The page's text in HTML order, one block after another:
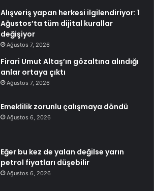
Alışveriş yapan herkesi ilgilendiriyor: 1
Ağustos’ta tüm dijital kurallar
değişiyor
Ağustos 7, 2026
Firari Umut Altaş’ın gözaltına alındığı
anlar ortaya çıktı
Ağustos 7, 2026
Emeklilik zorunlu çalışmaya döndü
Ağustos 6, 2026
Eğer bu kez de yalan değilse yarın
petrol fiyatları düşebilir
Ağustos 6, 2026